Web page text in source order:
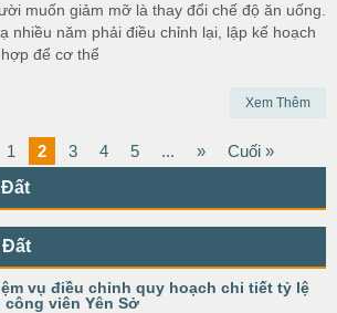
muốn giảm mỡ là thay đổi chế độ ăn uống.
nhiều năm phải điều chỉnh lại, lập kế hoạch
để cơ thể
Xem Thêm
1 2 3 4 5 ... »
Cuối »
Đất
Đất
vụ điều chỉnh quy hoạch chi tiết tỷ lệ
công viên Yên Sở